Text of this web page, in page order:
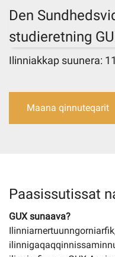
Kommuni pillugu
Atorfiit
Pilersaarutinut isaavik
Piffissamik inniminniineq
Den
studieretning
Ilinniakkap suunera:
Maana qinnuteqarit
Paasissutissat
GUX sunaava?